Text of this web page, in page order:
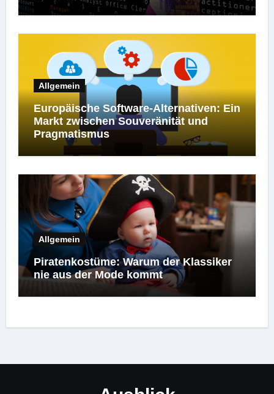
Allgemein
Europäische Software-Alternativen: Ein
Markt zwischen Souveränität und
Pragmatismus
Allgemein
Piratenkostüme: Warum der Klassiker
nie aus der Mode kommt